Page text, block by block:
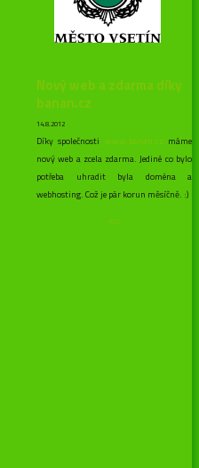
Nový web a zdarma díky
banan.cz
14.8.2012
Díky společnosti www.banan.cz máme
nový web a zcela zdarma. Jediné co bylo
potřeba uhradit byla doména a
webhosting. Což je pár korun měsíčně. :)
RSS